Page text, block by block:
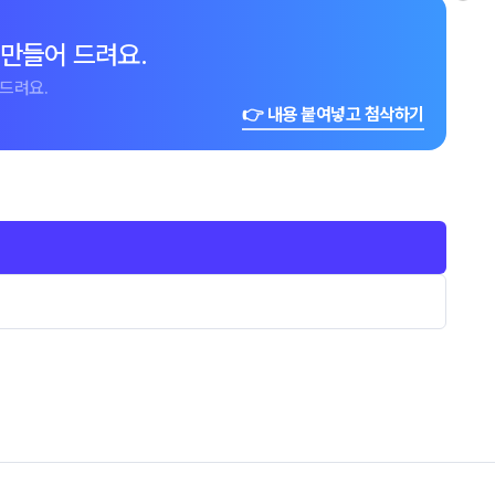
들어 드려요.
려요.
👉 내용 붙여넣고 첨삭하기